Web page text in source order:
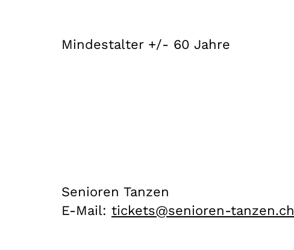
Mindestalter +/- 60 Jahre
Senioren Tanzen
E-Mail: hc.neznat-neroines@stekcit